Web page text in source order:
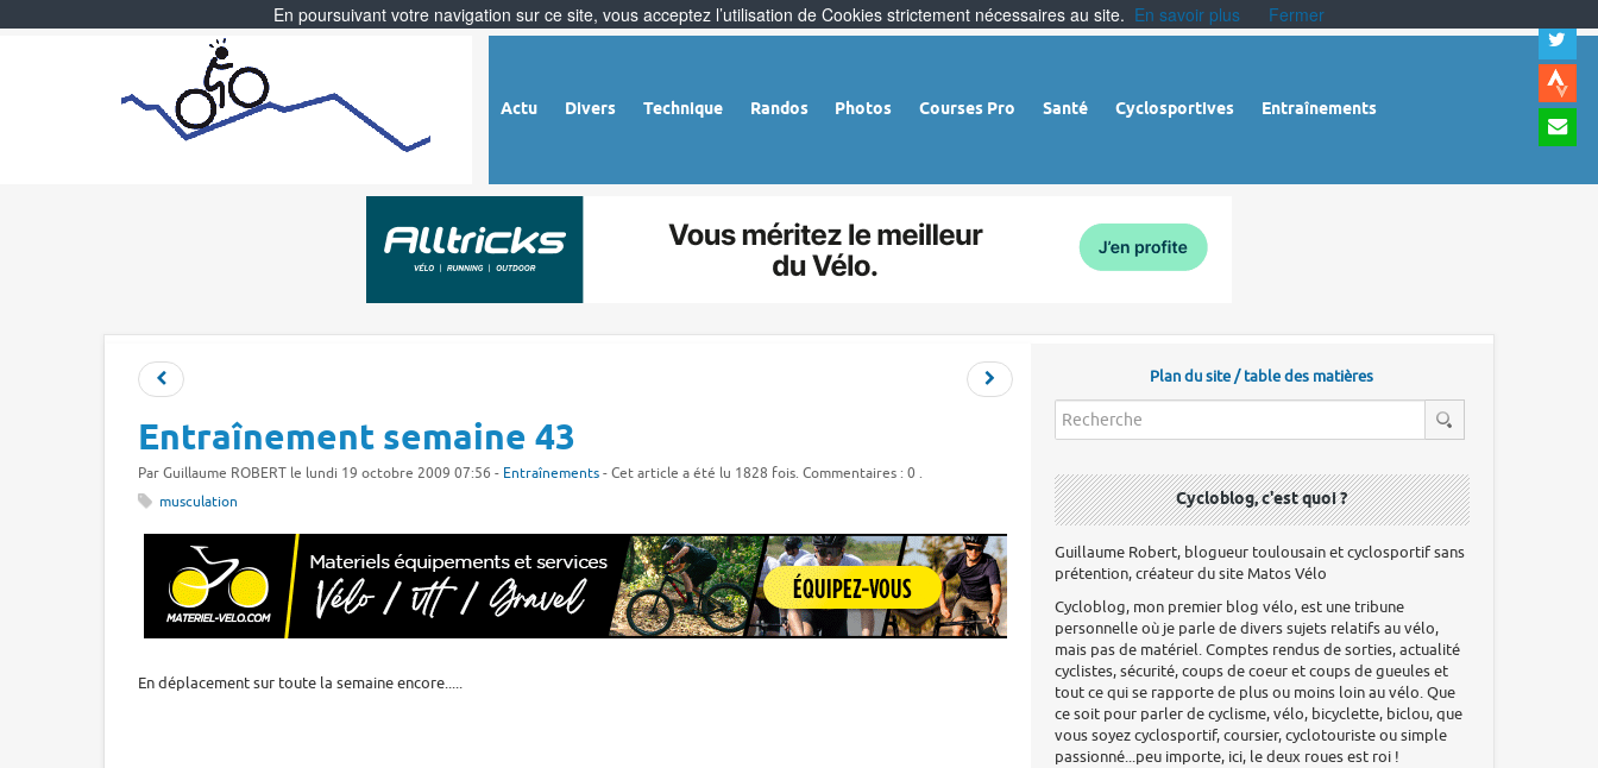
Actu Divers Technique Randos Photos Courses Pro Santé Cyclosportives Entraînements
à
Entraînement semaine 43
Par Guillaume ROBERT le lundi 19 octobre 2009 07:56 - Entraînements - Cet article a été lu 1828 fois. Commentaires : 0 .
musculation
En déplacement sur toute la semaine encore.....
Plan du site / table des matières
Cycloblog, c'est quoi ?
Guillaume Robert, blogueur toulousain et cyclosportif sans
prétention, créateur du site Matos Vélo
Cycloblog, mon premier blog vélo, est une tribune
personnelle où je parle de divers sujets relatifs au vélo,
mais pas de matériel. Comptes rendus de sorties, actualité
cyclistes, sécurité, coups de coeur et coups de gueules et
tout ce qui se rapporte de plus ou moins loin au vélo. Que
ce soit pour parler de cyclisme, vélo, bicyclette, biclou, que
vous soyez cyclosportif, coursier, cyclotouriste ou simple
passionné...peu importe, ici, le deux roues est roi !
En poursuivant votre navigation sur ce site, vous acceptez l’utilisation de Cookies strictement nécessaires au site. En savoir plus Fermer